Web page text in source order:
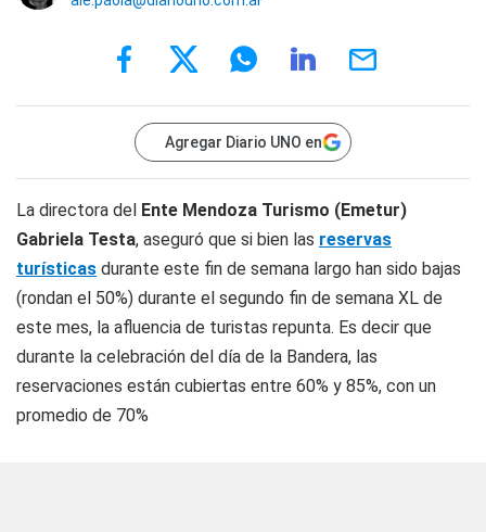
Agregar Diario UNO en
La directora del Ente Mendoza Turismo (Emetur)
Gabriela Testa, aseguró que si bien las reservas
turísticas durante este fin de semana largo han sido bajas
(rondan el 50%) durante el segundo fin de semana XL de
este mes, la afluencia de turistas repunta. Es decir que
durante la celebración del día de la Bandera, las
reservaciones están cubiertas entre 60% y 85%, con un
promedio de 70%